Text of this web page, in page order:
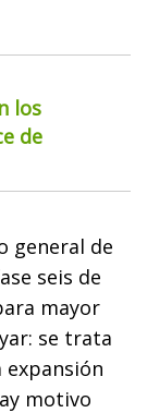
los
de
general de
seis de
mayor
se trata
motivo